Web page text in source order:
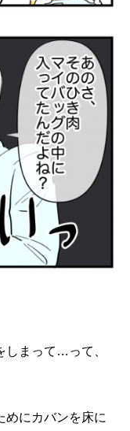
しまって…って、
めにカバンを床に